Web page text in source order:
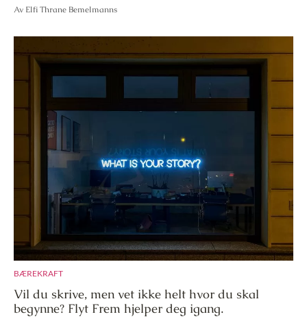
Av Elfi Thrane Bemelmanns
BÆREKRAFT
Vil du skrive, men vet ikke helt hvor du skal
begynne? Flyt Frem hjelper deg igang.